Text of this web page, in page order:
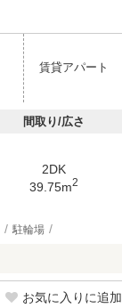
賃貸アパート
間取り/広さ
2DK
39.75m2
駐輪場
お気に入りに追加